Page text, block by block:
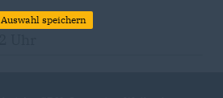
Auswahl speichern